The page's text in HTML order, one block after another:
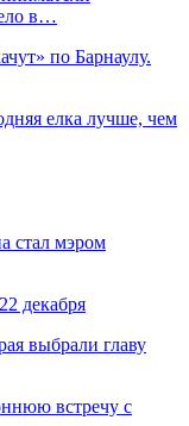
в…
по Барнаулу.
елка лучше, чем
стал мэром
декабря
выбрали главу
встречу с